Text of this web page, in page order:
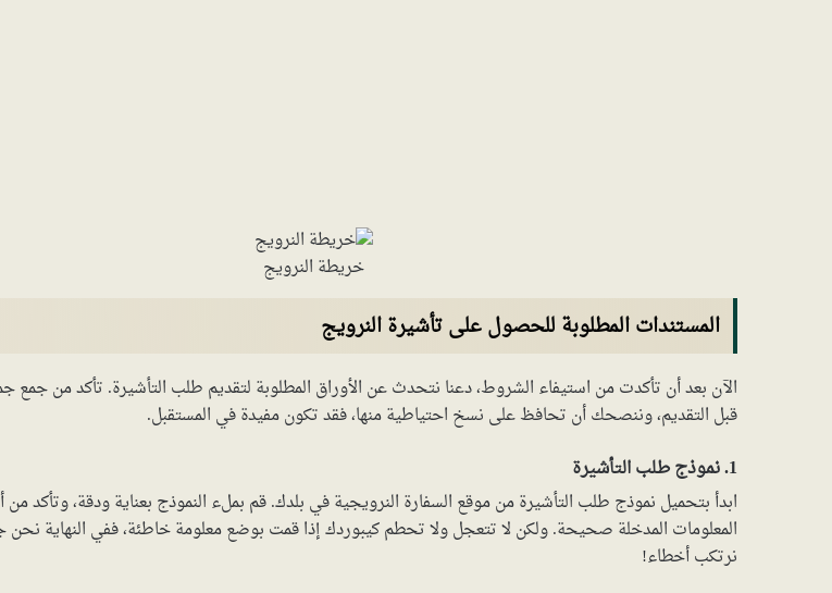
خريطة النرويج
المستندات المطلوبة للحصول على تأشيرة النرويج
الآن بعد أن تأكدت من استيفاء الشروط، دعنا نتحدث عن الأوراق المطلوبة لتقديم طلب التأشيرة. تأكد من جمع
قبل التقديم، وننصحك أن تحافظ على نسخ احتياطية منها، فقد تكون مفيدة في المستقبل.
1. نموذج طلب التأشيرة
ابدأ بتحميل نموذج طلب التأشيرة من موقع السفارة النرويجية في بلدك. قم بملء النموذج بعناية ودقة، وتأكد
المعلومات المدخلة صحيحة. ولكن لا تتعجل ولا تحطم كيبوردك إذا قمت بوضع معلومة خاطئة، ففي النهاية نحن
نرتكب أخطاء!